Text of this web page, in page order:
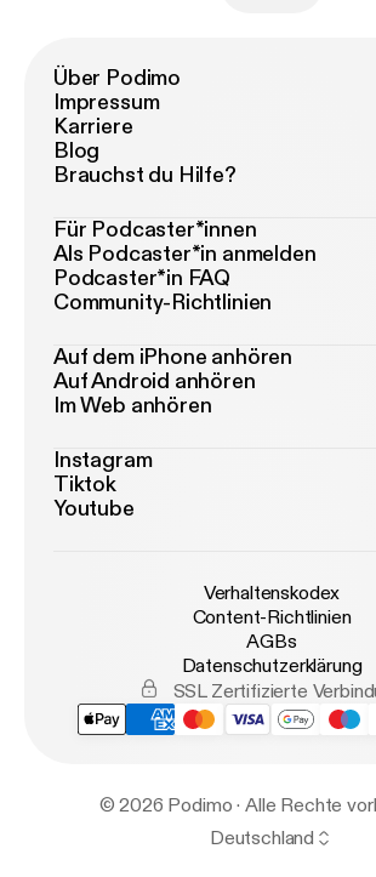
Über Podimo
Impressum
Karriere
Blog
Brauchst du Hilfe?
Für Podcaster*innen
Als Podcaster*in anmelden
Podcaster*in FAQ
Community-Richtlinien
Auf dem iPhone anhören
Auf Android anhören
Im Web anhören
Instagram
Tiktok
Youtube
Verhaltenskodex
Content-Richtlinien
AGBs
Datenschutzerklärung
SSL Zertifizierte
© 2026 Podimo · Alle Rechte
Deutschland